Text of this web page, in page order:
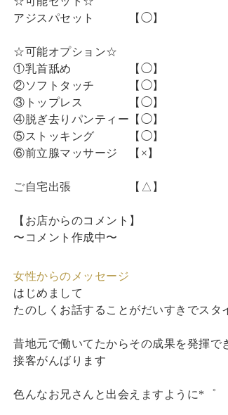
アジスパセット 【◯】
☆可能オプション☆
①乳首舐め 【◯】
②ソフトタッチ 【◯】
③トップレス 【◯】
④脱ぎ去りパンティー【◯】
⑤ストッキング 【◯】
⑥前立腺マッサージ 【×】
ご自宅出張 【△】
【お店からのコメント】
〜コメント作成中〜
女性からのメッセージ
はじめまして
たのしくお話することがだいすきでスタ
昔地元で働いてたからその成果を発揮で
接客がんばります
色んなお兄さんと出会えますように*゜